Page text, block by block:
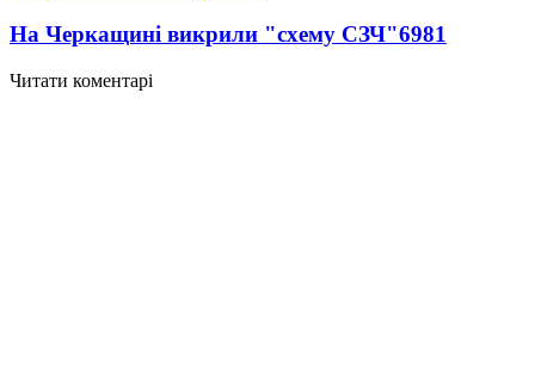
На Черкащині викрили "схему СЗЧ"6981
Читати коментарі